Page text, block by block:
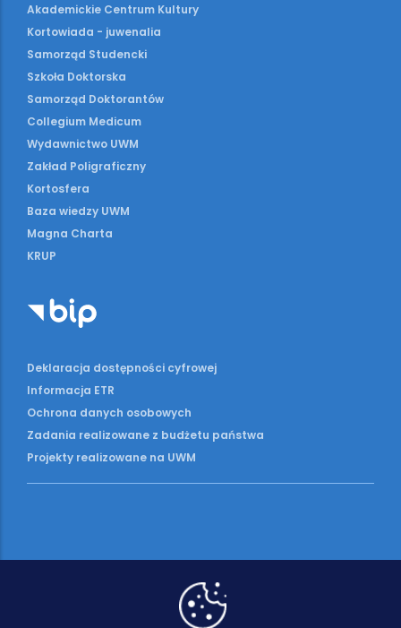
Akademickie Centrum Kultury
Kortowiada - juwenalia
Samorząd Studencki
Szkoła Doktorska
Samorząd Doktorantów
Collegium Medicum
Wydawnictwo UWM
Zakład Poligraficzny
Kortosfera
Baza wiedzy UWM
Magna Charta
KRUP
Deklaracja dostępności cyfrowej
Informacja ETR
Ochrona danych osobowych
Zadania realizowane z budżetu państwa
Projekty realizowane na UWM